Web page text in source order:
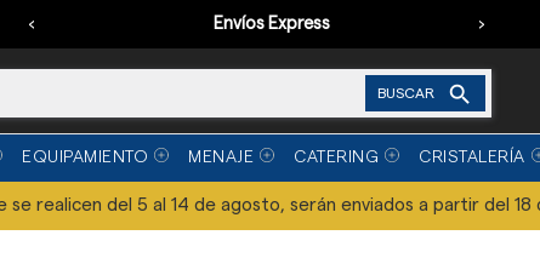
Envíos Express
‹ ›
BUSCAR 
EQUIPAMIENTO MENAJE CATERING CRISTALERÍA
se realicen del 5 al 14 de agosto, serán enviados a partir del